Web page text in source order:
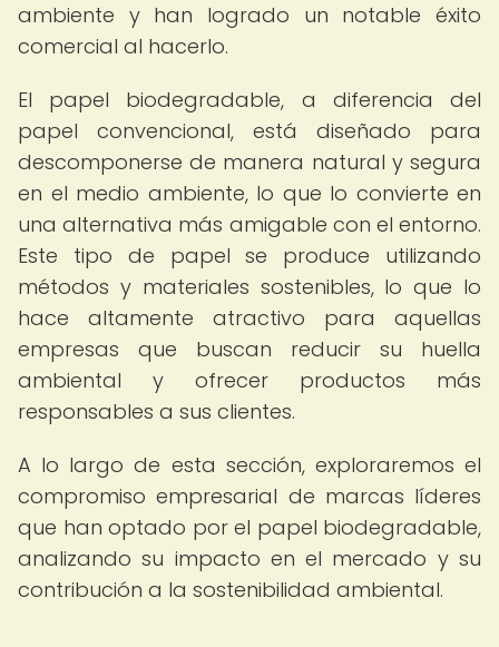
ambiente y han logrado un notable éxito
comercial al hacerlo.
El papel biodegradable, a diferencia del
papel convencional, está diseñado para
descomponerse de manera natural y segura
en el medio ambiente, lo que lo convierte en
una alternativa más amigable con el entorno.
Este tipo de papel se produce utilizando
métodos y materiales sostenibles, lo que lo
hace altamente atractivo para aquellas
empresas que buscan reducir su huella
ambiental y ofrecer productos más
responsables a sus clientes.
A lo largo de esta sección, exploraremos el
compromiso empresarial de marcas líderes
que han optado por el papel biodegradable,
analizando su impacto en el mercado y su
contribución a la sostenibilidad ambiental.